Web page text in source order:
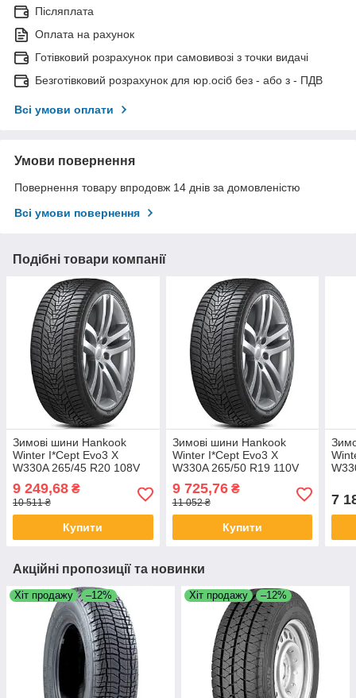
Післяплата
Оплата на рахунок
Готівковий розрахунок при самовивозі з точки видачі
Безготівковий розрахунок для юр.осіб без - або з - ПДВ
Всі умови оплати
Умови повернення
Повернення товару впродовж 14 днів за домовленістю
Всі умови повернення
Подібні товари компанії
Зимові шини Hankook
Winter I*Cept Evo3 X
W330A 265/45 R20 108V
XL
9 249,68 ₴
10 511 ₴
Купити
Зимові шини Hankook
Winter I*Cept Evo3 X
W330A 265/50 R19 110V
XL
9 725,76₴
11 052 ₴
Купити
7
Акційні пропозиції та новинки
Хіт продажу –12% Хіт продажу –12%